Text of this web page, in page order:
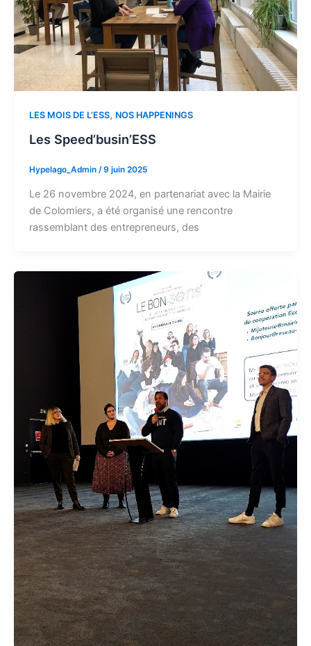
LES MOIS DE L’ESS, NOS HAPPENINGS
Les Speed’busin’ESS
Hypelago_Admin /9 juin 2025
Le 26 novembre 2024, en partenariat avec la Mairie
de Colomiers, a été organisé une rencontre
rassemblant des entrepreneurs, des